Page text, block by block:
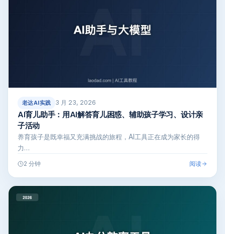
老达AI实践 3 月 23, 2026
AI育儿助手：用AI解答育儿困惑、辅助孩子学习、设计亲
子活动
养育孩子是既幸福又充满挑战的旅程，AI工具正在成为家长的得
力…
2 分钟 阅读